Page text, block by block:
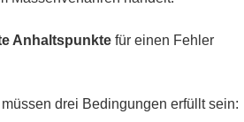
Anhaltspunkte für einen Fehler
drei Bedingungen erfüllt sein: